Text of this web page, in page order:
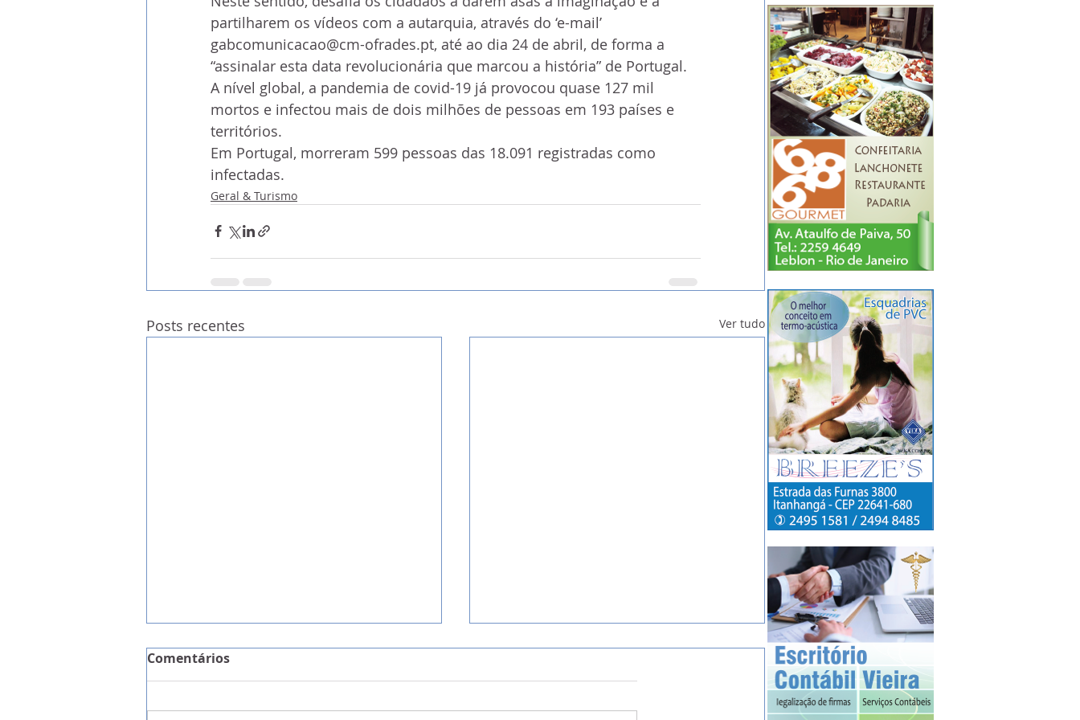
partilharem os vídeos com a autarquia, através do ‘e-mail’
gabcomunicacao@cm-ofrades.pt, até ao dia 24 de abril, de forma a
“assinalar esta data revolucionária que marcou a história” de Portugal.
A nível global, a pandemia de covid-19 já provocou quase 127 mil
mortos e infectou mais de dois milhões de pessoas em 193 países e
territórios.
Em Portugal, morreram 599 pessoas das 18.091 registradas como
infectadas.
Geral & Turismo
Posts recentes Ver tudo
Comentários